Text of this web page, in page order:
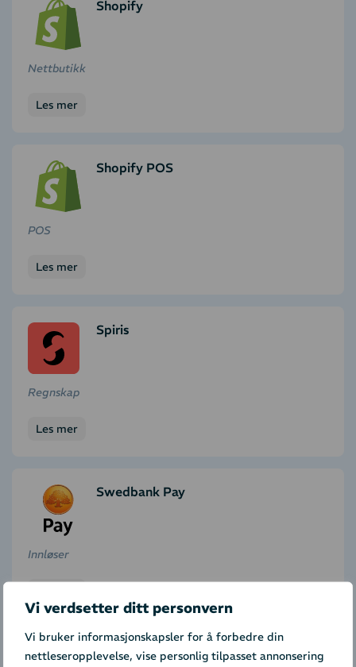
Vi verdsetter ditt personvern
Vi bruker informasjonskapsler for å forbedre din
nettleseropplevelse, vise personlig tilpasset annonsering
Shopify
Nettbutikk
Les mer
Shopify POS
POS
Les mer
Spiris
Regnskap
Les mer
Swedbank Pay
Innløser
thirty bees